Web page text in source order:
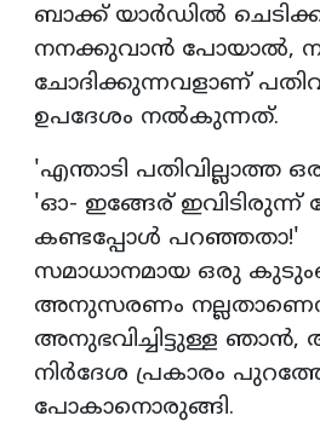
ബാക്ക് യാര്‍ഡില്‍
നനക്കുവാന്‍ പോയാല്‍,
ചോദിക്കുന്നവളാണ്
ഉപദേശം നല്‍കുന്നത്.
'എന്താടി പതിവില്ലാത്ത
'ഓ- ഇങ്ങേര് ഇവിടിരുന്ന്
കണ്ടപ്പോള്‍ പറഞ്ഞതാ!'
സമാധാനമായ ഒരു
അനുസരണം
അനുഭവിച്ചിട്ടുള്ള
നിര്‍ദേശ പ്രകാരം
പോകാനൊരുങ്ങി.